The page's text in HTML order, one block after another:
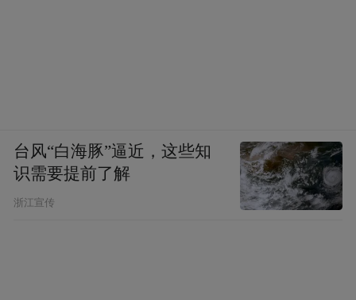
台风“白海豚”逼近，这些知
识需要提前了解
浙江宣传